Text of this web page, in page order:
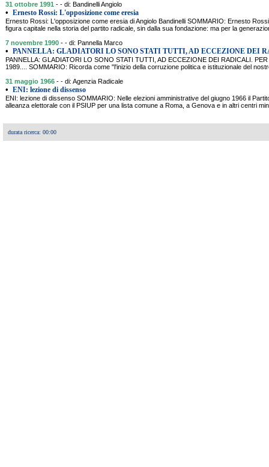
31 ottobre 1991 - - di: Bandinelli Angiolo
• Ernesto Rossi: L'opposizione come eresia
Ernesto Rossi: L'opposizione come eresia di Angiolo Bandinelli SOMMARIO: Ernesto
figura capitale nella storia del partito radicale, sin dalla sua fondazione: ma per la
7 novembre 1990 - - di: Pannella Marco
• PANNELLA: GLADIATORI LO SONO STATI TUTTI, AD ECCEZIONE DEI
PANNELLA: GLADIATORI LO SONO STATI TUTTI, AD ECCEZIONE DEI RADICALI.
1989.... SOMMARIO: Ricorda come "l'inizio della corruzione politica e istituzionale del
31 maggio 1966 - - di: Agenzia Radicale
• ENI: lezione di dissenso
ENI: lezione di dissenso SOMMARIO: Nelle elezioni amministrative del giugno 1966 il
alleanza elettorale con il PSIUP per una lista comune a Roma, a Genova e in altri centri
durata ricerca: 00:00